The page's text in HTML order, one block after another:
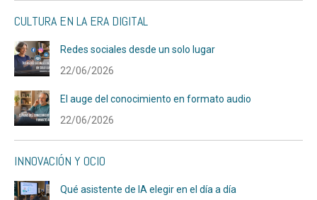
CULTURA EN LA ERA DIGITAL
Redes sociales desde un solo lugar
22/06/2026
El auge del conocimiento en formato audio
22/06/2026
INNOVACIÓN Y OCIO
Qué asistente de IA elegir en el día a día